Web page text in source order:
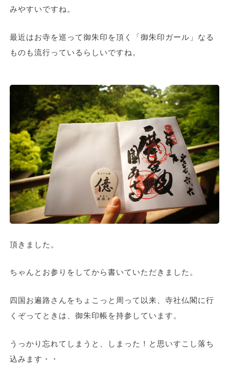
みやすいですね。
最近はお寺を巡って御朱印を頂く「御朱印ガール」なる
ものも流行っているらしいですね。
頂きました。
ちゃんとお参りをしてから書いていただきました。
四国お遍路さんをちょこっと周って以来、寺社仏閣に行
くぞってときは、御朱印帳を持参しています。
うっかり忘れてしまうと、しまった！と思いすこし落ち
込みます・・